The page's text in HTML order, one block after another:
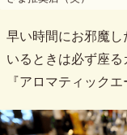
早い時間にお邪魔
いるときは必ず座
『アロマティック